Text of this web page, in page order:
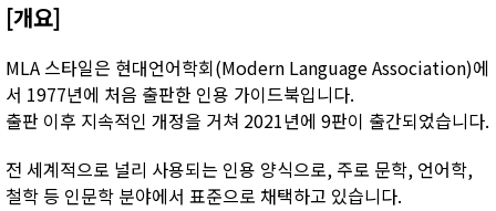
[개요]
MLA 스타일은 현대언어학회(Modern Language Association)에
서 1977년에 처음 출판한 인용 가이드북입니다.
출판 이후 지속적인 개정을 거쳐 2021년에 9판이 출간되었습니다.
전 세계적으로 널리 사용되는 인용 양식으로, 주로 문학, 언어학,
철학 등 인문학 분야에서 표준으로 채택하고 있습니다.